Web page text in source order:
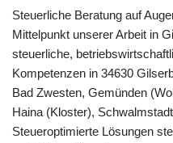
Steuerliche Beratung auf
Mittelpunkt unserer Arbeit in
steuerliche,
Kompetenzen in 34630
Bad Zwesten, Gemünden
Haina (Kloster),
Steueroptimierte Lösungen